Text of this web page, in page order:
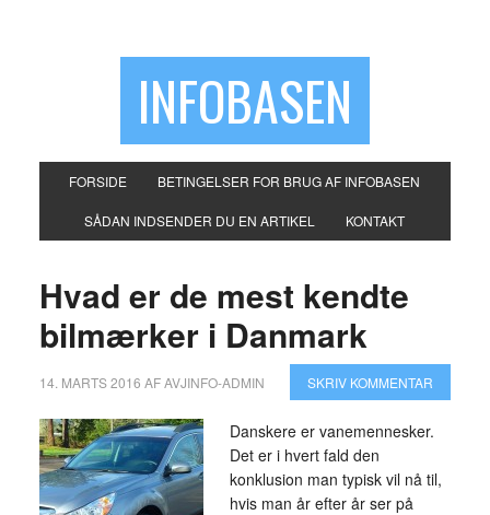
INFOBASEN
FORSIDE BETINGELSER FOR BRUG AF INFOBASEN
SÅDAN INDSENDER DU EN ARTIKEL KONTAKT
Hvad er de mest kendte
bilmærker i Danmark
14. MARTS 2016 AFAVJINFO-ADMIN SKRIV KOMMENTAR
Danskere er vanemennesker.
Det er i hvert fald den
konklusion man typisk vil nå til,
hvis man år efter år ser på